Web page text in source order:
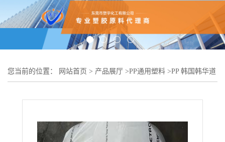
您当前的位置： 网站首页 > 产品展厅 >PP通用塑料 >PP 韩国韩华道